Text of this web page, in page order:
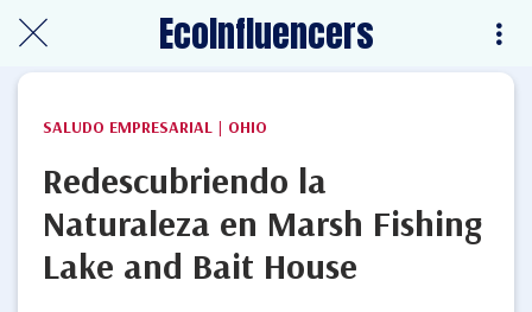
EcoInfluencers
SALUDO EMPRESARIAL | OHIO
Redescubriendo la
Naturaleza en Marsh Fishing
Lake and Bait House